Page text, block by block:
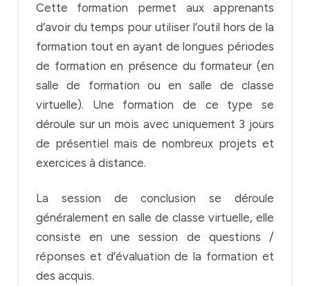
Cette formation permet aux apprenants
d’avoir du temps pour utiliser l’outil hors de la
formation tout en ayant de longues périodes
de formation en présence du formateur (en
salle de formation ou en salle de classe
virtuelle). Une formation de ce type se
déroule sur un mois avec uniquement 3 jours
de présentiel mais de nombreux projets et
exercices à distance.
La session de conclusion se déroule
généralement en salle de classe virtuelle, elle
consiste en une session de questions /
réponses et d’évaluation de la formation et
des acquis.